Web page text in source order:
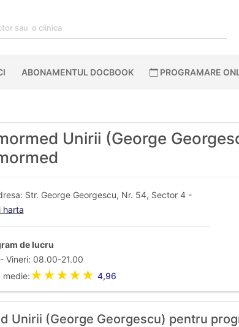
ABONAMENTUL DOCBOOK PROGRAMARE
Unirii (George
Str. George Georgescu, Nr. 54, Sector 4 -
harta
de lucru
Vineri: 08.00-21.00
medie:★★★★★ 4,96
Unirii (George Georgescu) pentru